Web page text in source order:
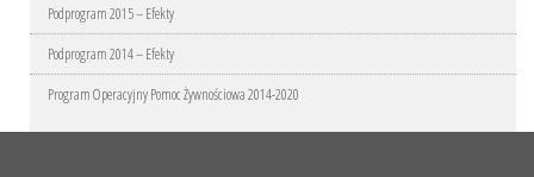
Podprogram 2015 – Efekty
Podprogram 2014 – Efekty
Program Operacyjny Pomoc Żywnościowa 2014-2020